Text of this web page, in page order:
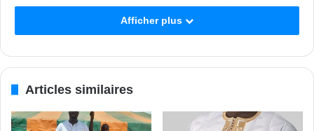
social and cultural rights (Initiative globale pour les droits
économiques, sociaux et culturels) auprès de 190 acteurs
du budget de 5-8% du PIB dans les années 70-80 à 4% de
Afficher plus
Articles similaires